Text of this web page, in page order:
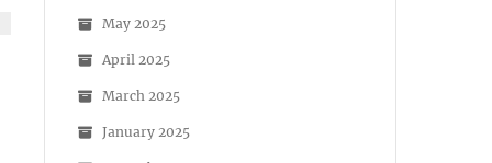
May 2025
April 2025
March 2025
January 2025